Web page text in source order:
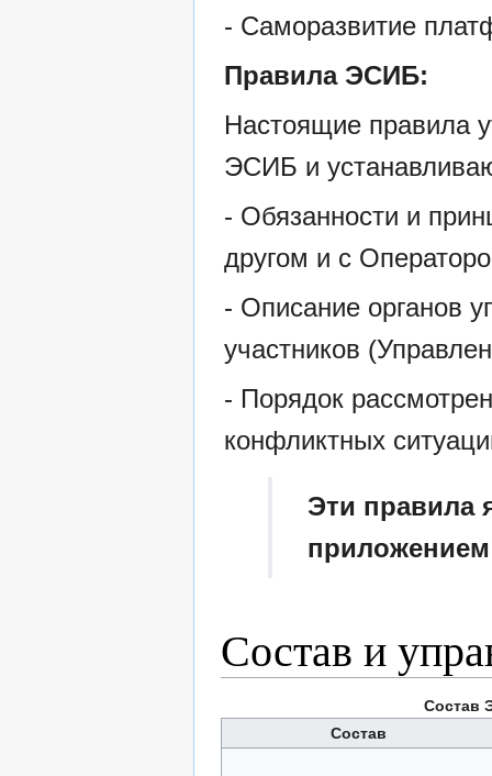
- Саморазвитие
Правила ЭСИБ:
Настоящие правила
ЭСИБ и
- Обязанности и
другом и с
- Описание органов
участников
- Порядок
конфликтных
Эти правила
Состав и
Cостав
Состав